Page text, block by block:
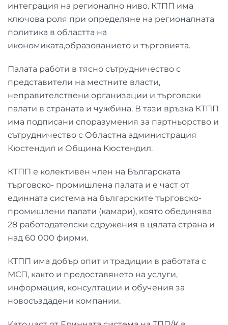
интеграция на регионално ниво. КТПП има
ключова роля при определяне на регионалната
политика в областта на
икономиката,образованието и търговията.
Палата работи в тясно сътрудничество с
представители на местните власти,
неправителствени организации и търговски
палати в страната и чужбина. В тази връзка КТПП
има подписани споразумения за партньорство и
сътрудничество с Областна администрация
Кюстендил и Община Кюстендил.
КТПП е колективен член на Българската
търговско- промишлена палата и е част от
единната система на българските търговско-
промишлени палати (камари), която обединява
28 работодателски сдружения в цялата страна и
над 60 000 фирми.
КТПП има добър опит и традиции в работата с
МСП, както и предоставянето на услуги,
информация, консултации и обучения за
новосъздадени компании.